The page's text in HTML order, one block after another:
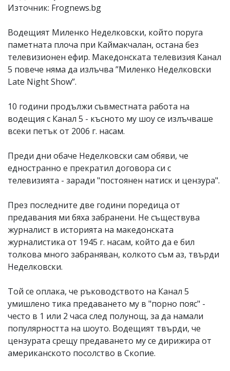
Коментарите
статиите
въвеждат
от
читателите
редакцията
носи
отговорност
за
тях!
обиден
за
вас
сигнализирайте
ни!
Източник: Frognews.bg
Водещият Миленко Неделковски, който поруга
паметната плоча при Каймакчалан, остана без
телевизионен ефир. Македонската телевизия Канал
5 повече няма да излъчва ”Миленко Неделковски
Late Night Show”.
10 години продължи съвместната работа на
водещия с Канал 5 - късното му шоу се излъчваше
всеки петък от 2006 г. насам.
Преди дни обаче Неделковски сам обяви, че
едностранно е прекратил договора си с
телевизията - заради "постоянен натиск и цензура".
През последните две години поредица от
предавания ми бяха забранени. Не съществува
журналист в историята на македонската
журналистика от 1945 г. насам, който да е бил
толкова много забраняван, колкото съм аз, твърди
Неделковски.
Той се оплака, че ръководството на Канал 5
умишлено тика предаването му в "порно пояс" -
често в 1 или 2 часа след полунощ, за да намали
популярността на шоуто. Водещият твърди, че
цензурата срещу предаването му се дирижира от
американското посолство в Скопие.